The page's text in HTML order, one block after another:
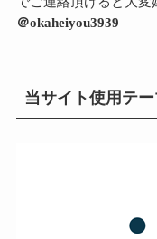
＠okaheiyou3939
当サイト使用テー